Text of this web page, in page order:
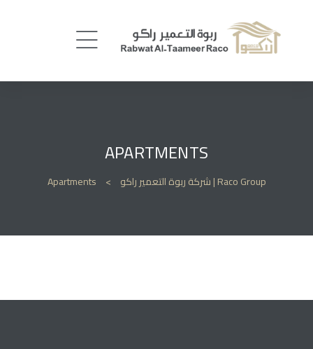
APARTMENTS
Raco Group | شركة ربوة التعمير راكو >
Apartments